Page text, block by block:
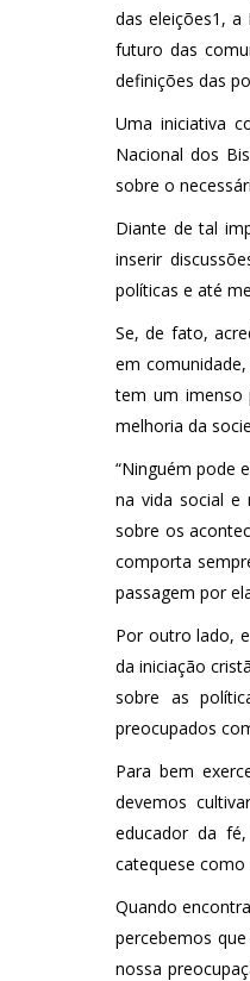
das eleições1,
futuro das
definições das
Uma iniciativa
Nacional dos
sobre o
Diante de tal
inserir
políticas e até
Se, de fato,
em
tem um imenso
melhoria da
“Ninguém pode
na vida social e
sobre os
comporta
passagem por
Por outro lado,
da iniciação
sobre as
preocupados
Para bem
devemos
educador da
catequese
Quando
percebemos
nossa